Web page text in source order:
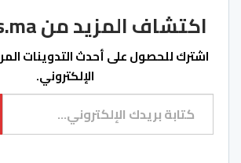
اكتشاف المزيد من azulpress.ma
اشترك للحصول على أحدث التدوينات
الإلكتروني.
كتابة بريدك الإلكتروني...